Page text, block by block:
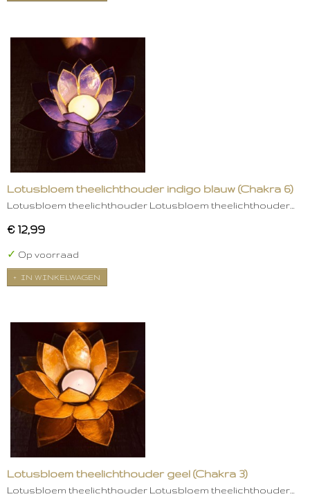
Lotusbloem theelichthouder indigo blauw (Chakra 6)
Lotusbloem theelichthouder Lotusbloem theelichthouder…
€ 12,99
✓ Op voorraad
IN WINKELWAGEN
Lotusbloem theelichthouder geel (Chakra 3)
Lotusbloem theelichthouder Lotusbloem theelichthouder…